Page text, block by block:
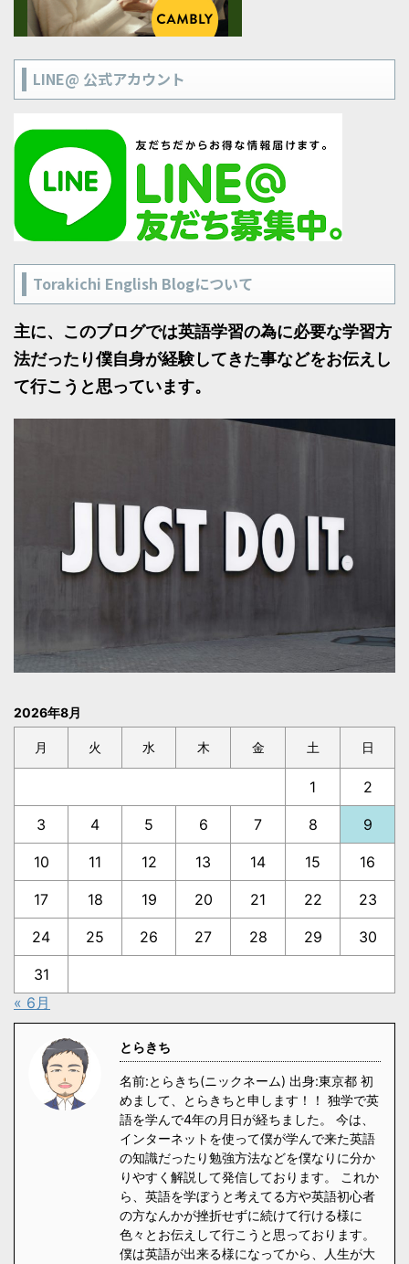
LINE@ 公式アカウント
Torakichi English Blogについて
主に、このブログでは英語学習の為に必要な学習方
法だったり僕自身が経験してきた事などをお伝えし
て行こうと思っています。
2026年8月
月 火 水 木 金 土 日
1 2
3 4 5 6 7 8 9
10 11 12 13 14 15 16
17 18 19 20 21 22 23
24 25 26 27 28 29 30
31
« 6月
とらきち
名前:とらきち(ニックネーム) 出身:東京都 初
めまして、とらきちと申します！！ 独学で英
語を学んで4年の月日が経ちました。 今は、
インターネットを使って僕が学んで来た英語
の知識だったり勉強方法などを僕なりに分か
りやすく解説して発信しております。 これか
ら、英語を学ぼうと考えてる方や英語初心者
の方なんかが挫折せずに続けて行ける様に
色々とお伝えして行こうと思っております。
僕は英語が出来る様になってから、人生が大